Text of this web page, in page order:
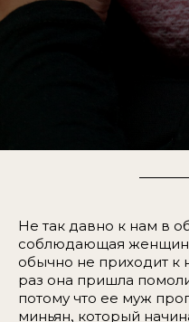
Не так давно к нам в
соблюдающая
обычно не приходит к
раз она пришла
потому что ее муж
миньян, который